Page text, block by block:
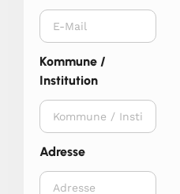
Kommune /
Institution
Adresse